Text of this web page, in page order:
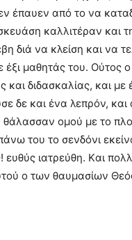
έπαυεν από το να
καλλιτέραν και
διά να κλείση και να
μαθητάς του. Oύτος
διδασκαλίας, και
δε και ένα λεπρόν,
θάλασσαν ομού με το
του το σενδόνι
ιατρεύθη. Kαι
ο των θαυμασίων